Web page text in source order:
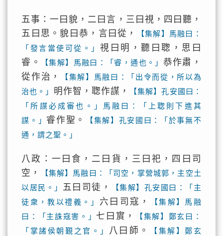
五事：一曰貌，二曰言，三曰視，四曰聽，
五曰思。貌曰恭，言曰從，
【集解】馬融曰：
「發言當使可從。」 視曰明，聽曰聦，思曰
睿。
【集解】馬融曰：「睿，通也。」 恭作肅，
從作治，
【集解】馬融曰：「出令而從，所以為
治也。」 明作智，聦作謀，
【集解】孔安國曰：
「所謀必成審也。」馬融曰：「上聦則下進其
謀。」 睿作聖。
【集解】孔安國曰：「於事無不
通，謂之聖。」
八政：一曰食，二曰貨，三曰祀，四曰司
空，
【集解】馬融曰：「司空，掌營城郭，主空土
以居民。」 五曰司徒，
【集解】孔安國曰：「主
徒衆，教以禮義。」 六曰司寇，
【集解】馬融
曰：「主誅寇害。」 七曰賔，
【集解】鄭玄曰：
「掌諸侯朝覲之官。」 八曰師。
【集解】鄭玄